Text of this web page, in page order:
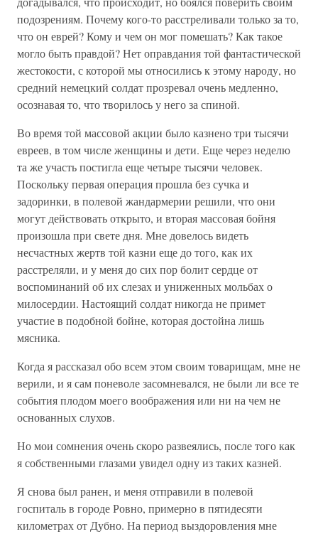
подозрениям. Почему кого-то расстреливали только за то,
что он еврей? Кому и чем он мог помешать? Как такое
могло быть правдой? Нет оправдания той фантастической
жестокости, с которой мы относились к этому народу, но
средний немецкий солдат прозревал очень медленно,
осознавая то, что творилось у него за спиной.
Во время той массовой акции было казнено три тысячи
евреев, в том числе женщины и дети. Еще через неделю
та же участь постигла еще четыре тысячи человек.
Поскольку первая операция прошла без сучка и
задоринки, в полевой жандармерии решили, что они
могут действовать открыто, и вторая массовая бойня
произошла при свете дня. Мне довелось видеть
несчастных жертв той казни еще до того, как их
расстреляли, и у меня до сих пор болит сердце от
воспоминаний об их слезах и униженных мольбах о
милосердии. Настоящий солдат никогда не примет
участие в подобной бойне, которая достойна лишь
мясника.
Когда я рассказал обо всем этом своим товарищам, мне не
верили, и я сам поневоле засомневался, не были ли все те
события плодом моего воображения или ни на чем не
основанных слухов.
Но мои сомнения очень скоро развеялись, после того как
я собственными глазами увидел одну из таких казней.
Я снова был ранен, и меня отправили в полевой
госпиталь в городе Ровно, примерно в пятидесяти
километрах от Дубно. На период выздоровления мне